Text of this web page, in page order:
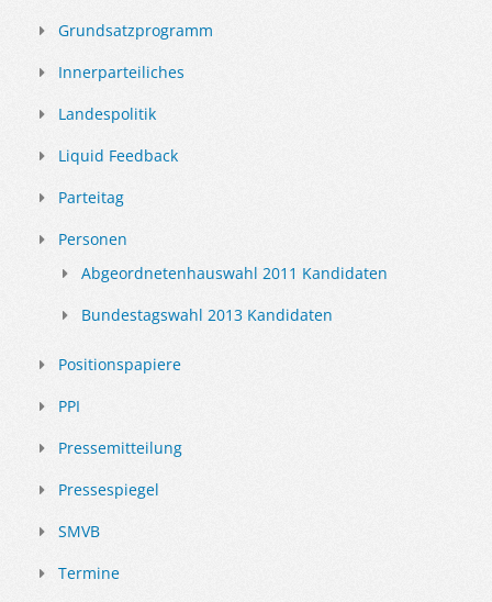
Grundsatzprogramm
Innerparteiliches
Landespolitik
Liquid Feedback
Parteitag
Personen
Abgeordnetenhauswahl 2011 Kandidaten
Bundestagswahl 2013 Kandidaten
Positionspapiere
PPI
Pressemitteilung
Pressespiegel
SMVB
Termine